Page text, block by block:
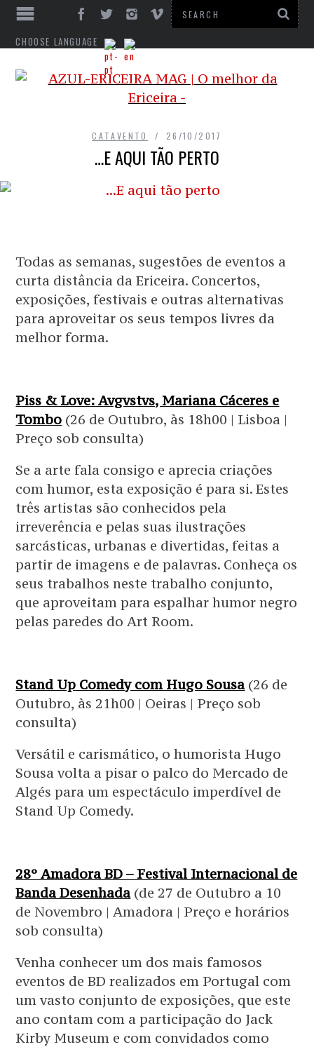
CHOOSE LANGUAGE
CATAVENTO 26/10/2017
…E AQUI TÃO PERTO
Todas as semanas, sugestões de eventos a
curta distância da Ericeira. Concertos,
exposições, festivais e outras alternativas
para aproveitar os seus tempos livres da
melhor forma.
Piss & Love: Avgvstvs, Mariana Cáceres e
Tombo (26 de Outubro, às 18h00 | Lisboa |
Preço sob consulta)
Se a arte fala consigo e aprecia criações
com humor, esta exposição é para si. Estes
três artistas são conhecidos pela
irreverência e pelas suas ilustrações
sarcásticas, urbanas e divertidas, feitas a
partir de imagens e de palavras. Conheça os
seus trabalhos neste trabalho conjunto,
que aproveitam para espalhar humor negro
pelas paredes do Art Room.
Stand Up Comedy com Hugo Sousa (26 de
Outubro, às 21h00 | Oeiras | Preço sob
consulta)
Versátil e carismático, o humorista Hugo
Sousa volta a pisar o palco do Mercado de
Algés para um espectáculo imperdível de
Stand Up Comedy.
28º Amadora BD – Festival Internacional de
Banda Desenhada (de 27 de Outubro a 10
de Novembro | Amadora | Preço e horários
sob consulta)
Venha conhecer um dos mais famosos
eventos de BD realizados em Portugal com
um vasto conjunto de exposições, que este
ano contam com a participação do Jack
Kirby Museum e com convidados como